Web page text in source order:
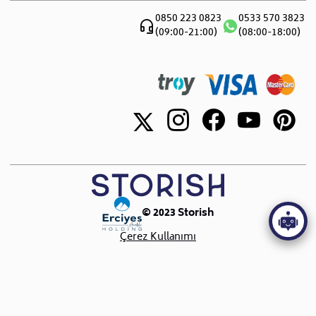
0850 223 0823
(09:00-21:00)
0533 570 3823
(08:00-18:00)
© 2023 Storish
Çerez Kullanımı